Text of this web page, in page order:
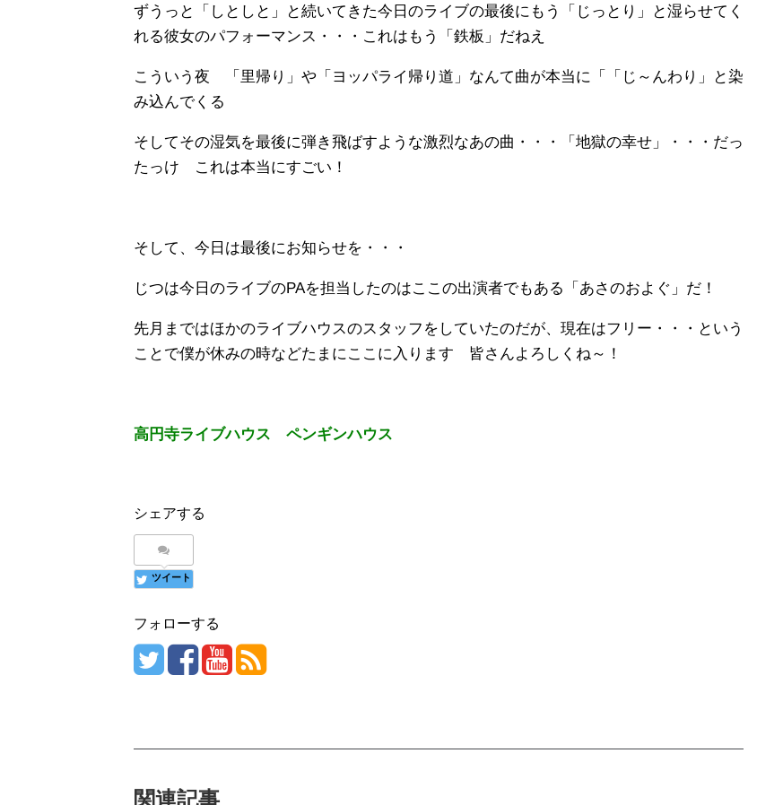
ずうっと「しとしと」と続いてきた今日のライブの最後にもう「じっとり」と湿らせてく
れる彼女のパフォーマンス・・・これはもう「鉄板」だねえ
こういう夜 「里帰り」や「ヨッパライ帰り道」なんて曲が本当に「「じ～んわり」と染
み込んでくる
そしてその湿気を最後に弾き飛ばすような激烈なあの曲・・・「地獄の幸せ」・・・だっ
たっけ これは本当にすごい！
そして、今日は最後にお知らせを・・・
じつは今日のライブのPAを担当したのはここの出演者でもある「あさのおよぐ」だ！
先月まではほかのライブハウスのスタッフをしていたのだが、現在はフリー・・・という
ことで僕が休みの時などたまにここに入ります 皆さんよろしくね～！
高円寺ライブハウス ペンギンハウス
シェアする
ツイート
フォローする
関連記事